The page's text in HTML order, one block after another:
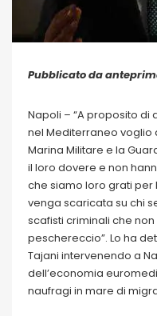
Pubblicato da
Napoli – “A proposito
nel Mediterraneo voglio
Marina Militare e la
il loro dovere e non
che siamo loro grati per
venga scaricata su chi
scafisti criminali che
peschereccio”. Lo ha
Tajani intervenendo a
dell’economia
naufragi in mare di